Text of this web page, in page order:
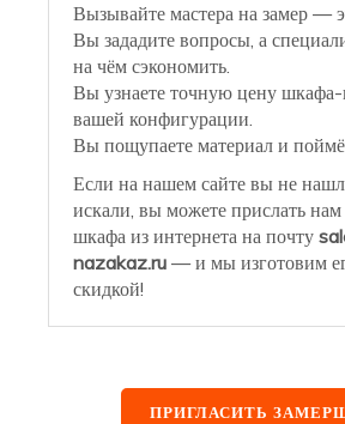
Вызывайте мастера на замер —
Вы зададите вопросы, а
на чём сэкономить.
Вы узнаете точную цену шкафа-
вашей конфигурации.
Вы пощупаете материал и
Если на нашем сайте вы не
искали, вы можете прислать
шкафа из интернета на почту
nazakaz.ru — и мы изготовим
скидкой!
ПРИГЛАСИТЬ